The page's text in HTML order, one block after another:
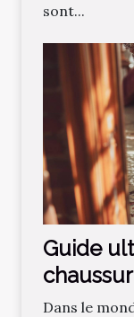
sont...
Guide
velours
Dans le